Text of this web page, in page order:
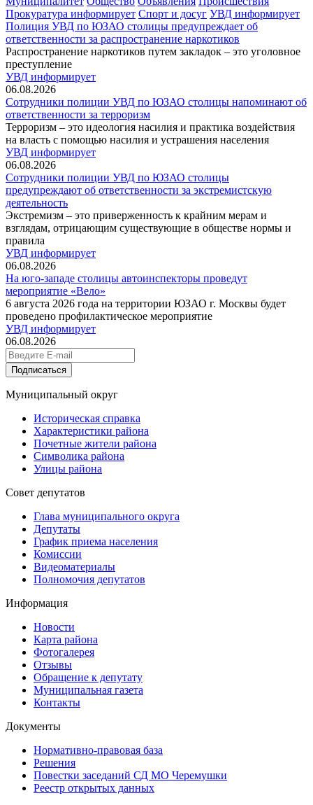
Прокуратура информирует Спорт и досуг УВД информирует
Полиция УВД по ЮЗАО столицы предупреждает об
ответственности за распространение наркотиков
Распространение наркотиков путем закладок – это уголовное
преступление
УВД информирует
06.08.2026
Сотрудники полиции УВД по ЮЗАО столицы напоминают об
ответственности за терроризм
Терроризм – это идеология насилия и практика воздействия
на власть с помощью насилия и устрашения населения
УВД информирует
06.08.2026
Сотрудники полиции УВД по ЮЗАО столицы
предупреждают об ответственности за экстремистскую
деятельность
Экстремизм – это приверженность к крайним мерам и
взглядам, отрицающим существующие в обществе нормы и
правила
УВД информирует
06.08.2026
На юго-западе столицы автоинспекторы проведут
мероприятие «Вело»
6 августа 2026 года на территории ЮЗАО г. Москвы будет
проведено профилактическое мероприятие
УВД информирует
06.08.2026
Подписаться
Муниципальный округ
Историческая справка
Характеристики района
Почетные жители района
Символика района
Улицы района
Совет депутатов
Глава муниципального округа
Депутаты
График приема населения
Комиссии
Видеоматериалы
Полномочия депутатов
Информация
Новости
Карта района
Фотогалерея
Отзывы
Обращение к депутату
Муниципальная газета
Контакты
Документы
Нормативно-правовая база
Решения
Повестки заседаний СД МО Черемушки
Реестр открытых данных